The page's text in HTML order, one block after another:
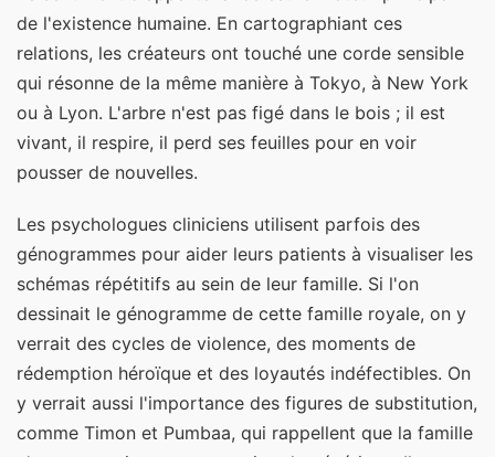
de l'existence humaine. En cartographiant ces
relations, les créateurs ont touché une corde sensible
qui résonne de la même manière à Tokyo, à New York
ou à Lyon. L'arbre n'est pas figé dans le bois ; il est
vivant, il respire, il perd ses feuilles pour en voir
pousser de nouvelles.
Les psychologues cliniciens utilisent parfois des
génogrammes pour aider leurs patients à visualiser les
schémas répétitifs au sein de leur famille. Si l'on
dessinait le génogramme de cette famille royale, on y
verrait des cycles de violence, des moments de
rédemption héroïque et des loyautés indéfectibles. On
y verrait aussi l'importance des figures de substitution,
comme Timon et Pumbaa, qui rappellent que la famille